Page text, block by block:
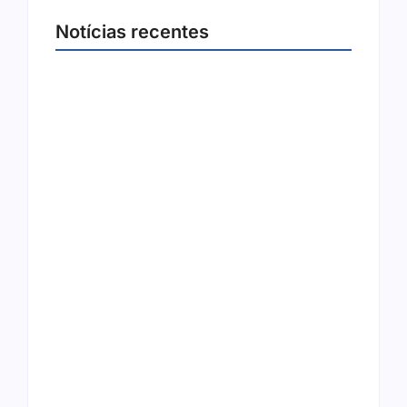
Notícias recentes